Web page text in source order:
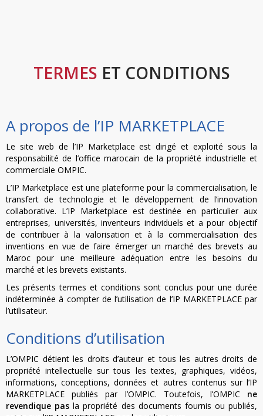
TERMES ET CONDITIONS
A propos de l’IP MARKETPLACE
Le site web de l’IP Marketplace est dirigé et exploité sous la
responsabilité de l’office marocain de la propriété industrielle et
commerciale OMPIC.
L’IP Marketplace est une plateforme pour la commercialisation, le
transfert de technologie et le développement de l’innovation
collaborative. L’IP Marketplace est destinée en particulier aux
entreprises, universités, inventeurs individuels et a pour objectif
de contribuer à la valorisation et à la commercialisation des
inventions en vue de faire émerger un marché des brevets au
Maroc pour une meilleure adéquation entre les besoins du
marché et les brevets existants.
Les présents termes et conditions sont conclus pour une durée
indéterminée à compter de l’utilisation de l’IP MARKETPLACE par
l’utilisateur.
Conditions d’utilisation
L’OMPIC détient les droits d’auteur et tous les autres droits de
propriété intellectuelle sur tous les textes, graphiques, vidéos,
informations, conceptions, données et autres contenus sur l’IP
MARKETPLACE publiés par l’OMPIC. Toutefois, l’OMPIC ne
revendique pas la propriété des documents fournis ou publiés,